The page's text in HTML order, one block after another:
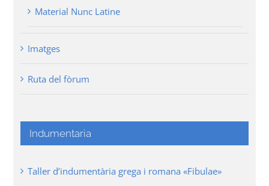
Material Nunc Latine
Imatges
Ruta del fòrum
Indumentaria
Taller d’indumentària grega i romana «Fibulae»